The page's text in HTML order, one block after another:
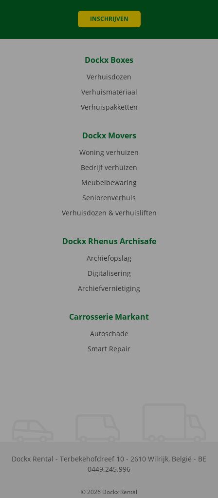
INSCHRIJVEN
Dockx Boxes
Verhuisdozen
Verhuismateriaal
Verhuispakketten
Dockx Movers
Woning verhuizen
Bedrijf verhuizen
Meubelbewaring
Seniorenverhuis
Verhuisdozen & verhuisliften
Dockx Rhenus Archisafe
Archiefopslag
Digitalisering
Archiefvernietiging
Carrosserie Markant
Autoschade
Smart Repair
Dockx Rental - Terbekehofdreef 10 - 2610 Wilrijk, België - BE
0449.245.996
© 2026 Dockx Rental